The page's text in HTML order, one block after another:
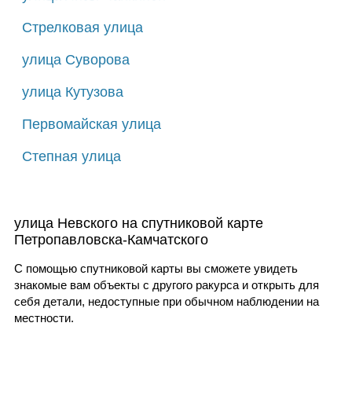
Стрелковая улица
улица Суворова
улица Кутузова
Первомайская улица
Степная улица
улица Невского на спутниковой карте
Петропавловска-Камчатского
С помощью спутниковой карты вы сможете увидеть
знакомые вам объекты с другого ракурса и открыть для
себя детали, недоступные при обычном наблюдении на
местности.